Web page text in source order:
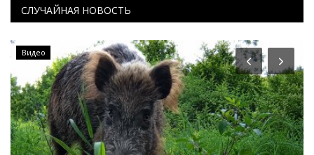
СЛУЧАЙНАЯ НОВОСТЬ
Видео